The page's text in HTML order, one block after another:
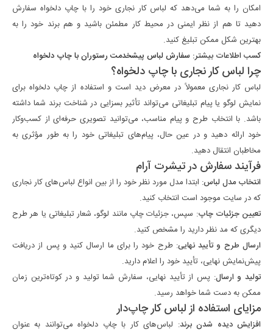
امکان را به شما می‌دهد که لباس کار نجاری خود را با چاپ دلخواه سفارش
دهید تا هم از نظر ایمنی در محیط کار مطمئن باشید و هم برند خود را به
بهترین شکل ممکن تبلیغ کنید.
کسب اطلاعات بیشتر: سفارش لباس پیشخدمت رستوران با چاپ دلخواه
چرا لباس کار نجاری با چاپ دلخواه؟
لباس کار نجاری معمولاً در معرض دید است و استفاده از چاپ دلخواه برای
نمایش لوگو یا پیام تبلیغاتی می‌تواند تأثیر بسزایی در شناخت برند شما داشته
باشد. با انتخاب طرح و پیام مناسب، می‌توانید تصویری حرفه‌ای از کسب‌وکار
خود ارائه دهید و در عین حال، پیام‌های تبلیغاتی خود را به طور مؤثری به
مخاطبان انتقال دهید.
فرآیند سفارش در تیشرت آرام
انتخاب مدل لباس: ابتدا مدل مورد نظر خود را از بین انواع لباس‌های کار نجاری
که در سایت موجود است انتخاب کنید.
تعیین جزئیات چاپ: سپس، جزئیات چاپ مانند لوگو، شعار تبلیغاتی یا هر طرح
دیگری که مد نظر دارید را مشخص کنید.
ارسال طرح و تأیید نهایی: طرح خود را برای ما ارسال کنید و پس از دریافت
پیش‌نمایش نهایی، تأیید خود را اعلام دارید.
تولید و ارسال: پس از تأیید نهایی، سفارش شما تولید و در کوتاه‌ترین زمان
ممکن به دست شما خواهد رسید.
مزایای استفاده از لباس کار چاپ‌دار
افزایش دیده شدن برند: لباس‌های کار با چاپ دلخواه می‌توانند به عنوان